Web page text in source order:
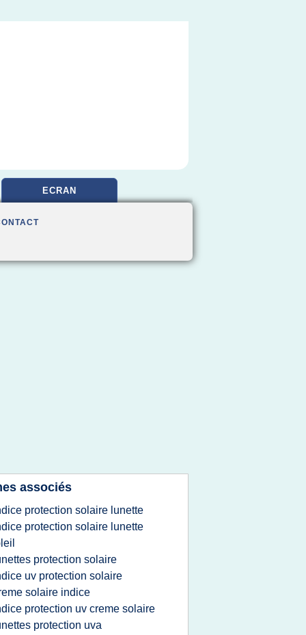
ECRAN
associés
protection solaire lunette
protection solaire lunette
protection solaire
uv protection solaire
solaire indice
protection uv creme solaire
protection uva